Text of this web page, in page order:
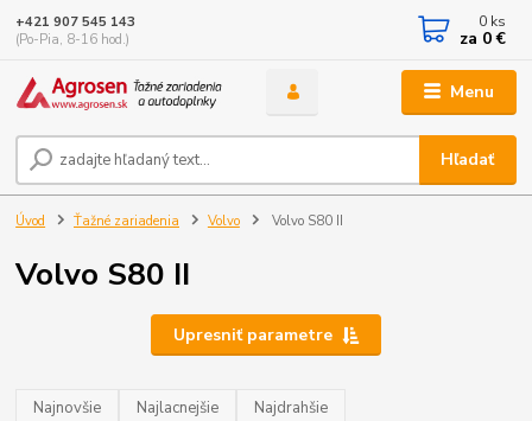
Menu
Hľadať
+421 907 545 143
(Po-Pia, 8-16 hod.)
0 ks
za 0 €
Úvod Ťažné zariadenia Volvo Volvo S80 II
Volvo S80 II
Upresniť parametre
Najnovšie Najlacnejšie Najdrahšie